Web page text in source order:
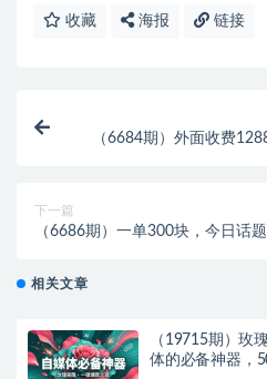
收藏 海报 链接
（6684期）外面收费
下一篇
（6686期）一单300块，今日话
相关文章
（19715期）玫
体的必备神器，